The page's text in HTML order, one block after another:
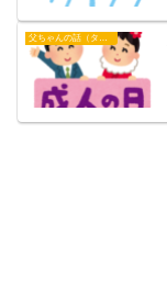
父ちゃんの話（タイガース）